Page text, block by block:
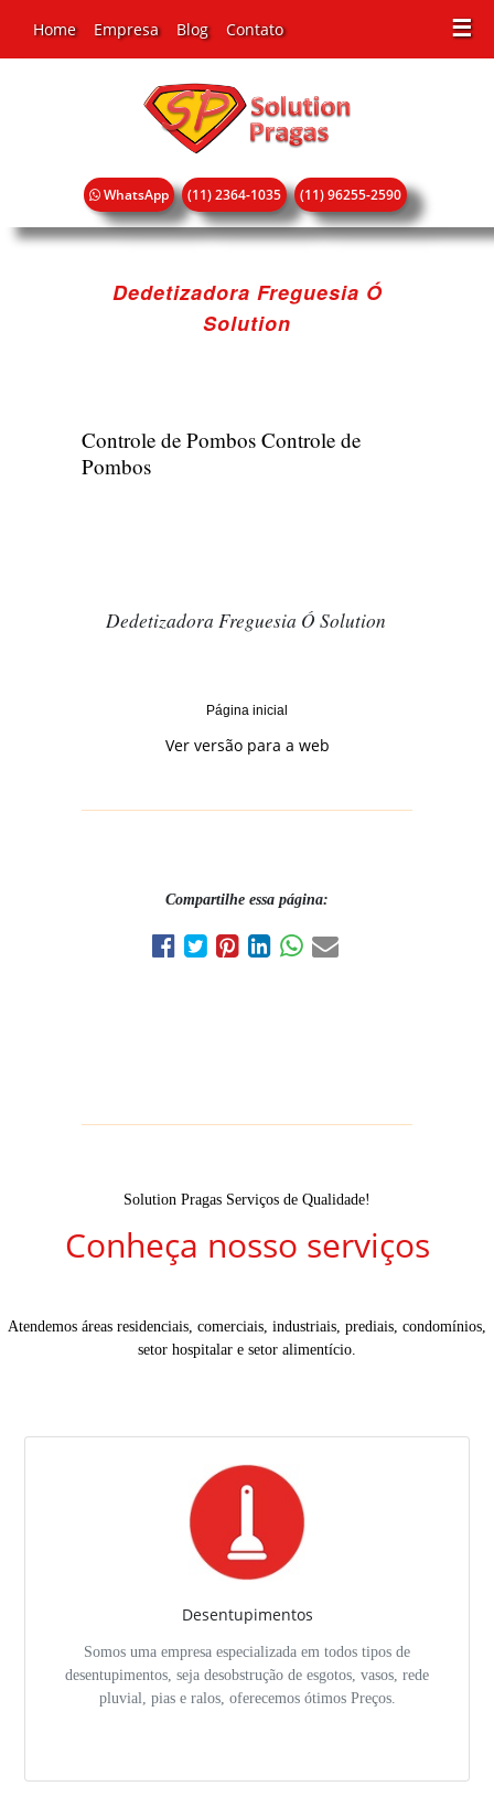
☰
Home Empresa Blog Contato
WhatsApp (11) 2364-1035 (11) 96255-2590
Dedetizadora Freguesia Ó
Solution
Controle de Pombos Controle de
Pombos
Dedetizadora Freguesia Ó Solution
Página inicial
Ver versão para a web
Compartilhe essa página:
Solution Pragas Serviços de Qualidade!
Conheça nosso serviços
Atendemos áreas residenciais, comerciais, industriais, prediais, condomínios,
setor hospitalar e setor alimentício.
Desentupimentos
Somos uma empresa especializada em todos tipos de
desentupimentos, seja desobstrução de esgotos, vasos, rede
pluvial, pias e ralos, oferecemos ótimos Preços.